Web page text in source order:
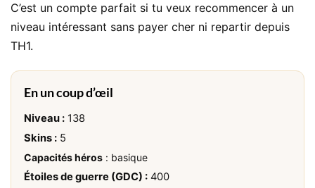
C’est un compte parfait si tu veux recommencer à un
niveau intéressant sans payer cher ni repartir depuis
TH1.
En un coup d’œil
Niveau : 138
Skins : 5
Capacités héros : basique
Étoiles de guerre (GDC) : 400